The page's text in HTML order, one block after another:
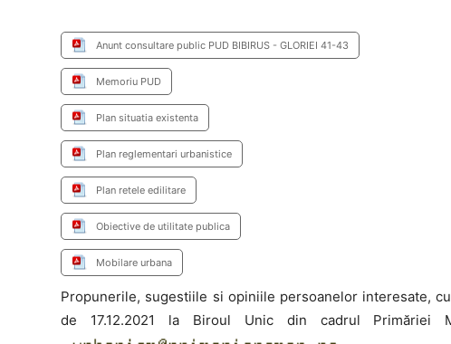
Anunt consultare public PUD BIBIRUS - GLORIEI 41-43
Memoriu PUD
Plan situatia existenta
Plan reglementari urbanistice
Plan retele edilitare
Obiective de utilitate publica
Mobilare urbana
Propunerile, sugestiile si opiniile persoanelor interesate,
de 17.12.2021 la Biroul Unic din cadrul Primăriei